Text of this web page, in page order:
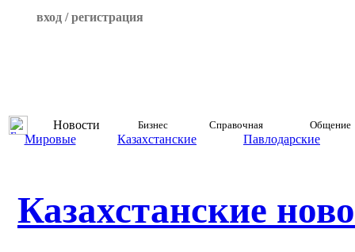
вход / регистрация
Новости Бизнес Справочная Общение
Мировые Казахстанские Павлодарские
Казахстанские